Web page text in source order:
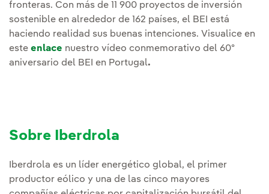
fronteras. Con más de 11 900 proyectos de inversión
sostenible en alrededor de 162 países, el BEI está
haciendo realidad sus buenas intenciones. Visualice en
este enlace nuestro vídeo conmemorativo del 60º
aniversario del BEI en Portugal.
Sobre Iberdrola
Iberdrola es un líder energético global, el primer
productor eólico y una de las cinco mayores